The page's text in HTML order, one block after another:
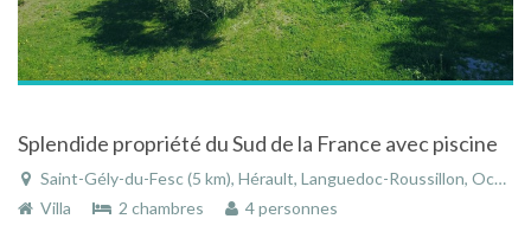
Splendide propriété du Sud de la France avec piscine
Saint-Gély-du-Fesc (5 km), Hérault, Languedoc-Roussillon, Occitanie, France
Villa
2 chambres 4 personnes